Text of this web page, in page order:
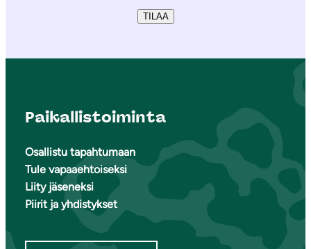
TILAA
Paikallistoiminta
Osallistu tapahtumaan
Tule vapaaehtoiseksi
Liity jäseneksi
Piirit ja yhdistykset